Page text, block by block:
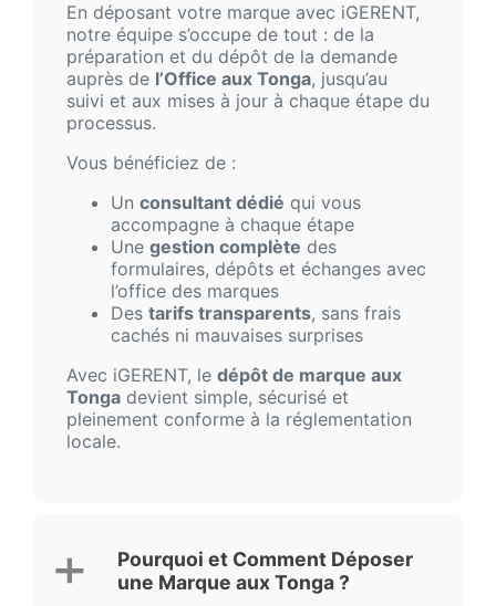
En déposant votre marque avec iGERENT,
notre équipe s’occupe de tout : de la
préparation et du dépôt de la demande
auprès de l’Office aux Tonga, jusqu’au
suivi et aux mises à jour à chaque étape du
processus.
Vous bénéficiez de :
Un consultant dédié qui vous
accompagne à chaque étape
Une gestion complète des
formulaires, dépôts et échanges avec
l’office des marques
Des tarifs transparents, sans frais
cachés ni mauvaises surprises
Avec iGERENT, le dépôt de marque aux
Tonga devient simple, sécurisé et
pleinement conforme à la réglementation
locale.
Pourquoi et Comment Déposer
une Marque aux Tonga ?